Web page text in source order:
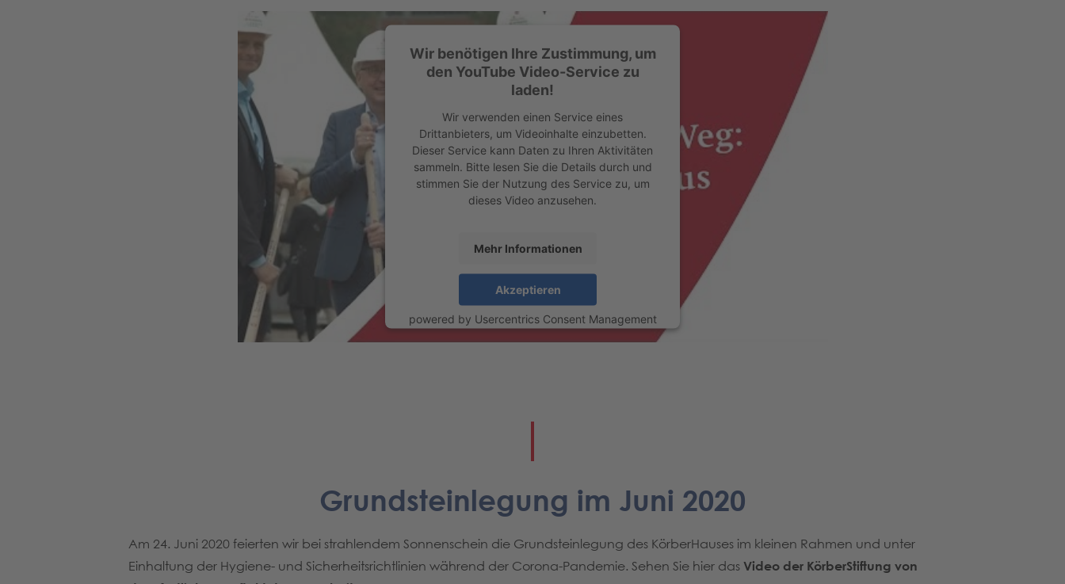
Wir benötigen Ihre Zustimmung, um
den YouTube Video-Service zu
laden!
Wir verwenden einen Service eines
Drittanbieters, um Videoinhalte einzubetten.
Dieser Service kann Daten zu Ihren Aktivitäten
sammeln. Bitte lesen Sie die Details durch und
stimmen Sie der Nutzung des Service zu, um
dieses Video anzusehen.
Mehr Informationen
Akzeptieren
powered by Usercentrics Consent Management
Grundsteinlegung im Juni 2020
Am 24. Juni 2020 feierten wir bei strahlendem Sonnenschein die Grundsteinlegung des KörberHauses im kleinen Rahmen und unter
Einhaltung der Hygiene- und Sicherheitsrichtlinien während der Corona-Pandemie. Sehen Sie hier das Video der KörberStiftung von